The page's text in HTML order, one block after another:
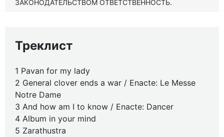
ЗАКОНОДАТЕЛЬСТВОМ ОТВЕТСТВЕННОСТЬ.
Треклист
1 Pavan for my lady
2 General clover ends a war / Enacte: Le Messe
Notre Dame
3 And how am I to know / Enacte: Dancer
4 Album in your mind
5 Zarathustra